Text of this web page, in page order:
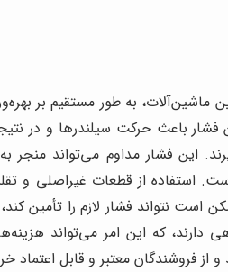
ماشین‌آلات، به طور مستقیم بر
فشار باعث حرکت سیلندرها و در
این فشار مداوم می‌تواند منجر
از قطعات غیراصلی و
نتواند فشار لازم را تأمین
که این امر می‌تواند
فروشندگان معتبر و قابل اعتماد